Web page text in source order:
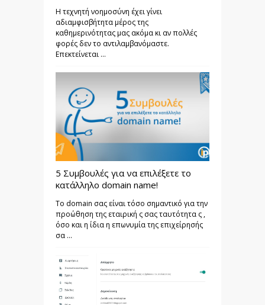
Η τεχνητή νοημοσύνη έχει γίνει
αδιαμφισβήτητα μέρος της
καθημερινότητας μας ακόμα κι αν πολλές
φορές δεν το αντιλαμβανόμαστε.
Επεκτείνεται ...
5 Συμβουλές για να επιλέξετε το
κατάλληλο domain name!
Το domain σας είναι τόσο σημαντικό για την
προώθηση της εταιρική ς σας ταυτότητα ς ,
όσο και η ίδια η επωνυμία της επιχείρησής
σα ...